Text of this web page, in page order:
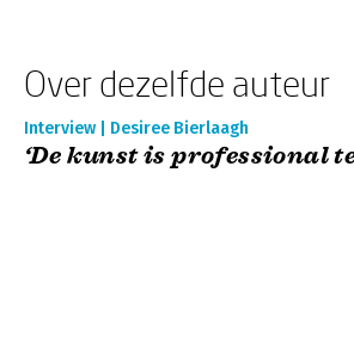
Over dezelfde auteur
Interview | Desiree Bierlaagh
‘De kunst is professional